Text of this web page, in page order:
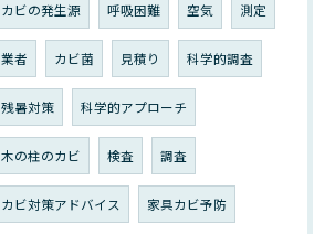
カビの発生源 呼吸困難 空気 測定
業者 カビ菌 見積り 科学的調査
残暑対策 科学的アプローチ
木の柱のカビ 検査 調査
カビ対策アドバイス 家具カビ予防